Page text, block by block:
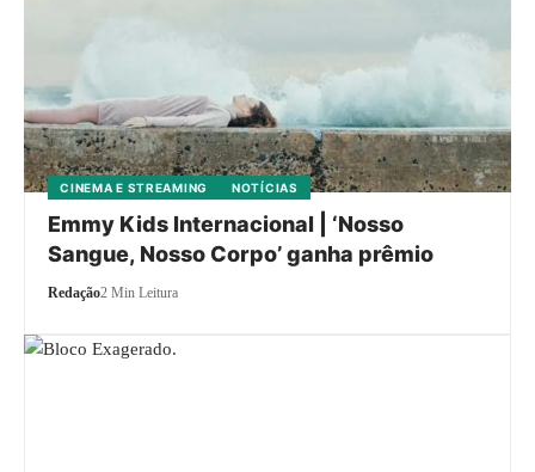
CINEMA E STREAMING NOTÍCIAS
Emmy Kids Internacional | ‘Nosso
Sangue, Nosso Corpo’ ganha prêmio
Redação2 Min Leitura